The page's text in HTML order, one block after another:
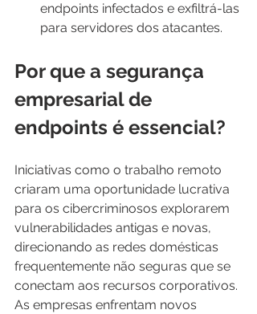
endpoints infectados e exfiltrá-las
para servidores dos atacantes.
Por que a segurança
empresarial de
endpoints é essencial?
Iniciativas como o trabalho remoto
criaram uma oportunidade lucrativa
para os cibercriminosos explorarem
vulnerabilidades antigas e novas,
direcionando as redes domésticas
frequentemente não seguras que se
conectam aos recursos corporativos.
As empresas enfrentam novos